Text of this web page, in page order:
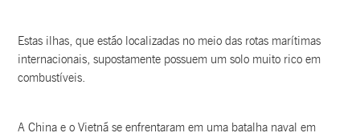
Estas ilhas, que estão localizadas no meio das rotas marítimas
internacionais, supostamente possuem um solo muito rico em
combustíveis.
A China e o Vietnã se enfrentaram em uma batalha naval em